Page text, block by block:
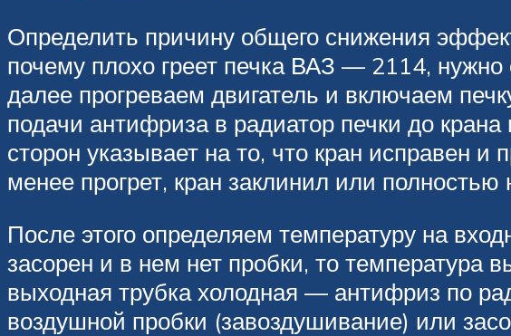
Определить причину общего снижения
почему плохо греет печка ВАЗ — 2114,
далее прогреваем двигатель и включаем
подачи антифриза в радиатор печки до
сторон указывает на то, что кран исправен
менее прогрет, кран заклинил или полностью
После этого определяем температуру на
засорен и в нем нет пробки, то температура
выходная трубка холодная — антифриз по
воздушной пробки (завоздушивание) или